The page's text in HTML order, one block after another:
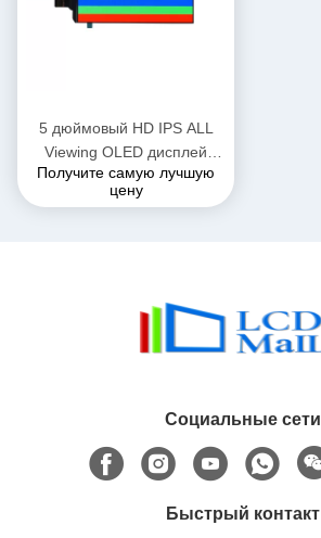
5 дюймовый HD IPS ALL
Viewing OLED дисплей
720*1280 разрешение
AMOLED LCD дисплей
Получите самую лучшую
цену
Социальные сети
Быстрый контакт